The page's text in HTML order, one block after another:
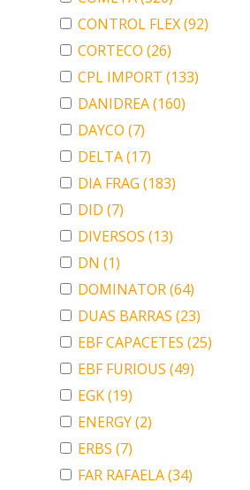
CONTROL FLEX(92)
CORTECO (26)
CPL IMPORT (133)
DANIDREA(160)
DAYCO (7)
DELTA(17)
DIA FRAG (183)
DID (7)
DIVERSOS (13)
DN (1)
DOMINATOR(64)
DUAS BARRAS (23)
EBF CAPACETES (25)
EBF FURIOUS (49)
EGK(19)
ENERGY(2)
ERBS (7)
FAR RAFAELA(34)